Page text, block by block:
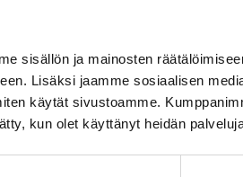
sisällön ja mainosten
Lisäksi jaamme sosiaalisen
käytät sivustoamme.
kun olet käyttänyt heidän
kehon rasvanpolton